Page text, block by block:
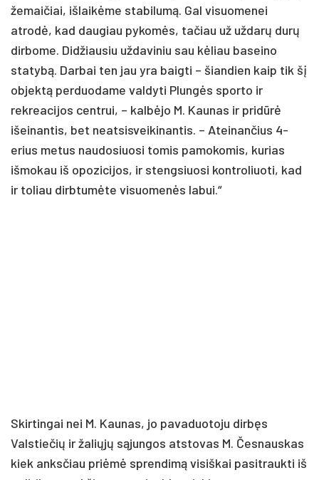
žemaičiai, išlaikėme stabilumą. Gal visuomenei
atrodė, kad daugiau pykomės, tačiau už uždarų durų
dirbome. Didžiausiu uždaviniu sau kėliau baseino
statybą. Darbai ten jau yra baigti – šiandien kaip tik šį
objektą perduodame valdyti Plungės sporto ir
rekreacijos centrui, – kalbėjo M. Kaunas ir pridūrė
išeinantis, bet neatsisveikinantis. – Ateinančius 4-
erius metus naudosiuosi tomis pamokomis, kurias
išmokau iš opozicijos, ir stengsiuosi kontroliuoti, kad
ir toliau dirbtumėte visuomenės labui.“
Skirtingai nei M. Kaunas, jo pavaduotoju dirbęs
Valstiečių ir žaliųjų sąjungos atstovas M. Česnauskas
kiek anksčiau priėmė sprendimą visiškai pasitraukti iš